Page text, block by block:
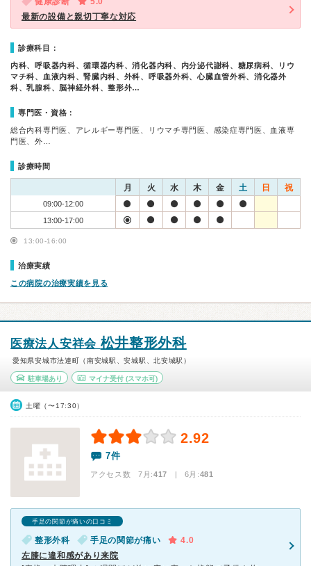
最新の設備と親切丁寧な対応
診療科目：
内科、呼吸器内科、循環器内科、消化器内科、内分泌代謝科、糖尿病科、リウ
マチ科、血液内科、腎臓内科、外科、呼吸器外科、心臓血管外科、消化器外
科、乳腺科、脳神経外科、整形外…
専門医・資格：
総合内科専門医、アレルギー専門医、リウマチ専門医、感染症専門医、血液専
門医、外…
診療時間
月 火 水 木 金 土 日 祝
09:00-12:00
13:00-17:00
13:00-16:00
治療実績
この病院の治療実績を見る
医療法人安祥会 松井整形外科
愛知県安城市法連町（南安城駅、安城駅、北安城駅）
駐車場あり マイナ受付(スマホ可)
土曜（〜17:30）
2.92
7件
アクセス数 7月:417 | 6月:481
手足の関節が痛いの口コミ
整形外科 手足の関節が痛い
4.0
左膝に違和感があり来院